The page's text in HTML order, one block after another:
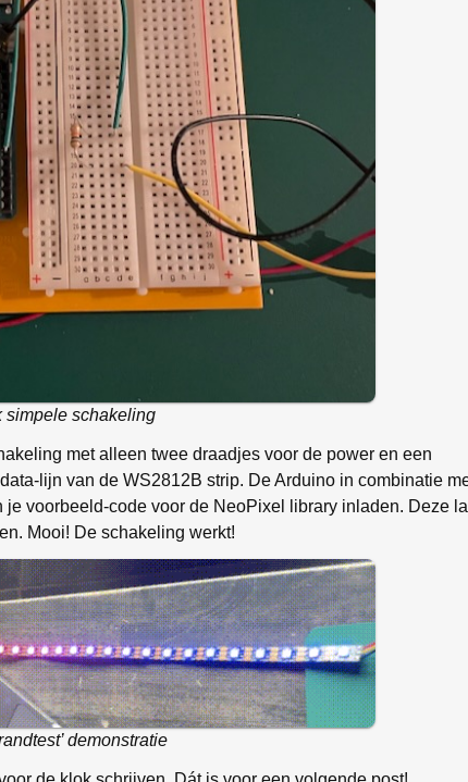
simpele schakeling
met alleen twee draadjes voor de power en een
lijn van de WS2812B strip. De Arduino in combinatie
je voorbeeld-code voor de NeoPixel library inladen. Deze
Mooi! De schakeling werkt!
demonstratie